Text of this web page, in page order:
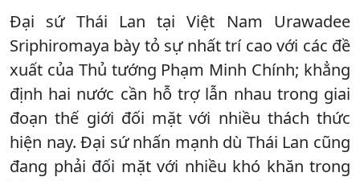
Đại sứ Thái Lan tại Việt Nam Urawadee
Sriphiromaya bày tỏ sự nhất trí cao với các đề
xuất của Thủ tướng Phạm Minh Chính; khẳng
định hai nước cần hỗ trợ lẫn nhau trong giai
đoạn thế giới đối mặt với nhiều thách thức
hiện nay. Đại sứ nhấn mạnh dù Thái Lan cũng
đang phải đối mặt với nhiều khó khăn trong